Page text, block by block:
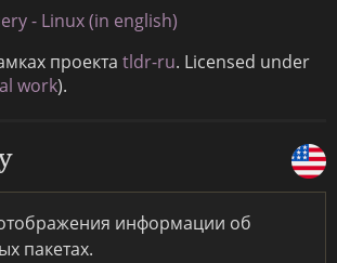
- Linux (in english)
проекта tldr-ru. Licensed under
work).
информации об
пакетах.